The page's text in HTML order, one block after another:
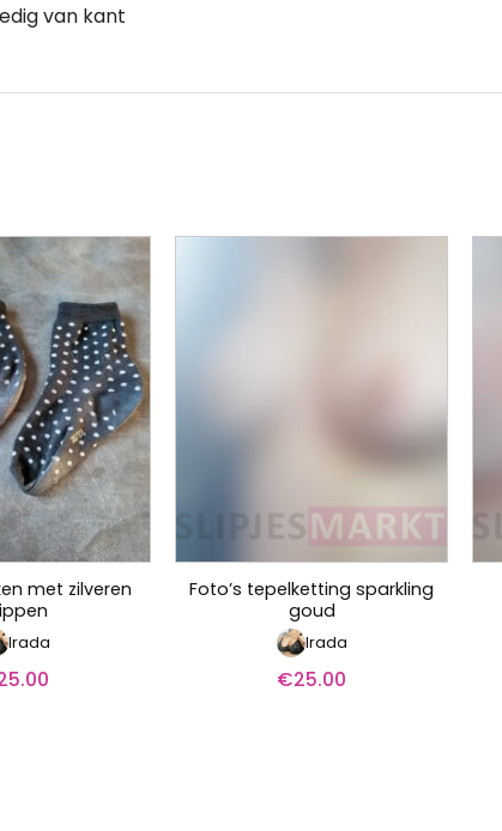
van kant
met zilveren
Irada
Foto’s tepelketting sparkling
goud
Irada
€25.00